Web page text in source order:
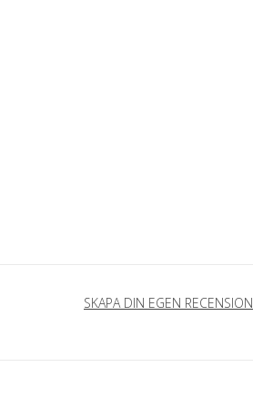
SKAPA DIN EGEN RECENSION